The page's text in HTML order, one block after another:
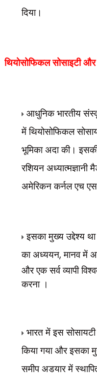
दिया।
थियोसोफिकल सोसाइटी
आधुनिक भारतीय
में थियोसोफिकल
भूमिका अदा की।
रशियन अध्यात्मज्ञानी
अमेरिकन कर्नल एच
इसका मुख्य उद्देश्य था
का अध्ययन,मानव में
और एक सर्व व्यापी
करना ।
भारत में इस
किया गया और इसका
समीप अडयार में